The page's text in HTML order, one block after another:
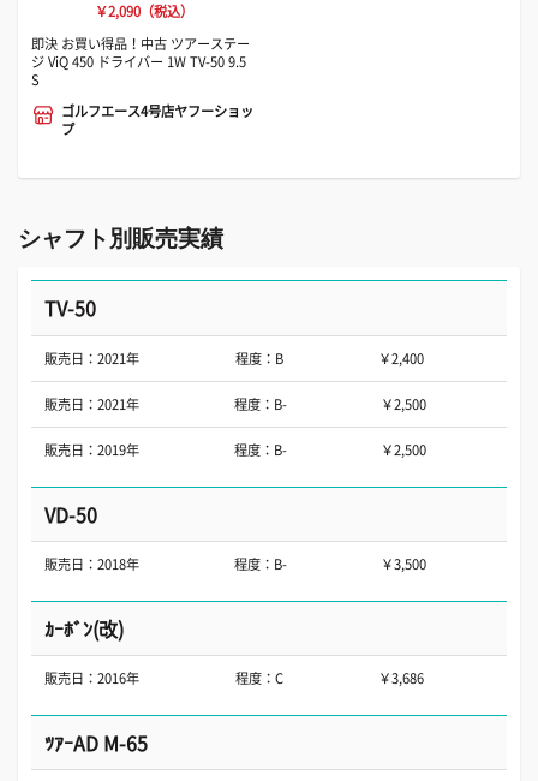
￥2,090（税込）
即決 お買い得品！中古 ツアーステー
ジ ViQ 450 ドライバー 1W TV-50 9.5
S
ゴルフエース4号店ヤフーショッ
プ
シャフト別販売実績
TV-50
販売日：2021年 程度：B ￥2,400
販売日：2021年 程度：B- ￥2,500
販売日：2019年 程度：B- ￥2,500
VD-50
販売日：2018年 程度：B- ￥3,500
ｶｰﾎﾞﾝ(改)
販売日：2016年 程度：C ￥3,686
ﾂｱｰAD M-65